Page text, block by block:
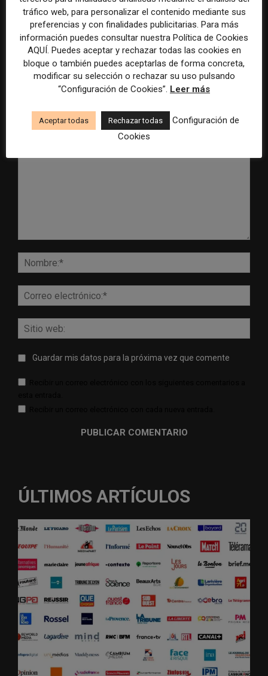
Radio Televisión Madrid
establece un sistema de
control para el uso de la
inteligencia artificial
ADEPA crea un premio
especial para la mejor
cobertura periodística del
Mundial 2026
DEJA UNA RESPUESTA
web:
Guardar mis datos para la próxima vez que comente
ÚLTIMOS ARTÍCULOS
tráfico web, para personalizar el contenido mediante sus
preferencias y con finalidades publicitarias. Para más
información puedes consultar nuestra Política de Cookies
AQUÍ. Puedes aceptar y rechazar todas las cookies en
bloque o también puedes aceptarlas de forma concreta,
modificar su selección o rechazar su uso pulsando
“Configuración de Cookies”. Leer más
Aceptar todas Rechazar todas
Configuración de
Cookies